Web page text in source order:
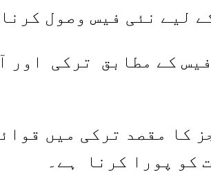
لیے نئی فیس وصول
کا مقصد ترکی میں
کو پورا کرنا ہے۔